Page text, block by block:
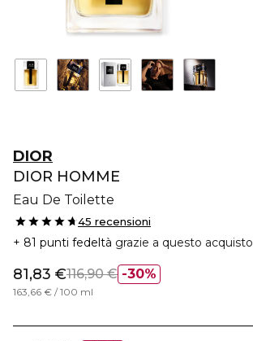
DIOR
DIOR HOMME
Eau De Toilette
45 recensioni
81 punti fedeltà grazie a questo acquisto
30%
81,83 €116,90 €
163,66 € / 100 ml